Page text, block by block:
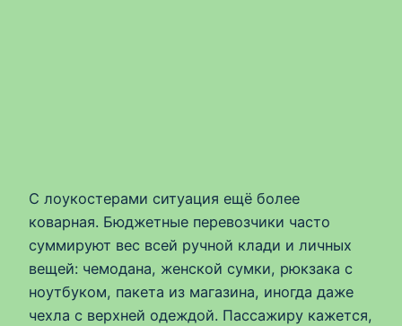
С лоукостерами ситуация ещё более
коварная. Бюджетные перевозчики часто
суммируют вес всей ручной клади и личных
вещей: чемодана, женской сумки, рюкзака с
ноутбуком, пакета из магазина, иногда даже
чехла с верхней одеждой. Пассажиру кажется,